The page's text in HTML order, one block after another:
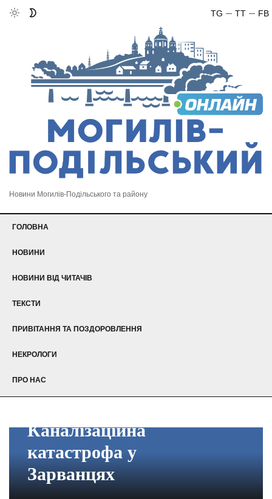
FB
TT
TG
Новини Могилів-Подільського та району
ГОЛОВНА
НОВИНИ
НОВИНИ ВІД ЧИТАЧІВ
ТЕКСТИ
ПРИВІТАННЯ ТА ПОЗДОРОВЛЕННЯ
НЕКРОЛОГИ
ПРО НАС
Каналізаційна
катастрофа у
Зарванцях